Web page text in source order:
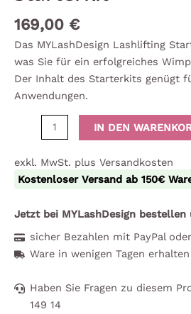
169,00 €
Das MYLashDesign Lashlifting
was Sie für ein erfolgreiches
Der Inhalt des Starterkits genügt
Anwendungen.
Starterkit
Menge
IN DEN
exkl. MwSt. plus Versandkosten
Kostenloser Versand ab 150€
Jetzt bei MYLashDesign bestellen
sicher Bezahlen mit PayPal
Ware in wenigen Tagen erhalten
Haben Sie Fragen zu diesem
149 14